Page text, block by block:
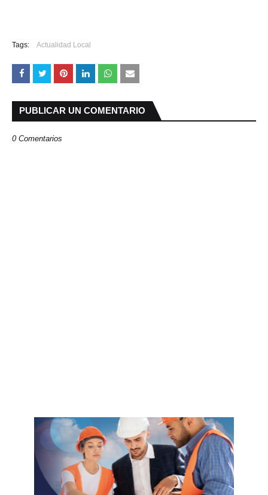
Tags: Actualidad Local
PUBLICAR UN COMENTARIO
0 Comentarios